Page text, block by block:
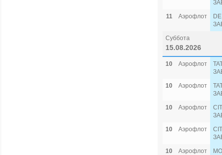
11
Аэрофлот
Суббота
15.08.2026
10 Аэрофлот
10
Аэрофлот
10
Аэрофлот
10
Аэрофлот
10
Аэрофлот